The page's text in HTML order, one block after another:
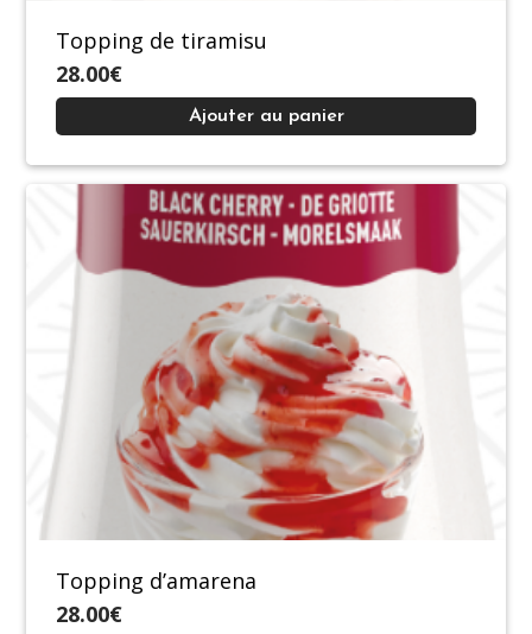
Topping de tiramisu
28.00€
Ajouter au panier
Topping d’amarena
28.00€